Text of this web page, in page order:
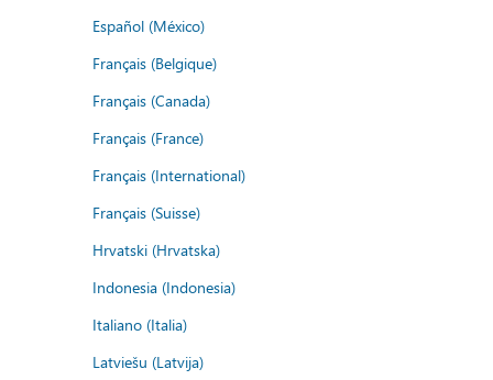
Español (México)
Français (Belgique)
Français (Canada)
Français (France)
Français (International)
Français (Suisse)
Hrvatski (Hrvatska)
Indonesia (Indonesia)
Italiano (Italia)
Latviešu (Latvija)